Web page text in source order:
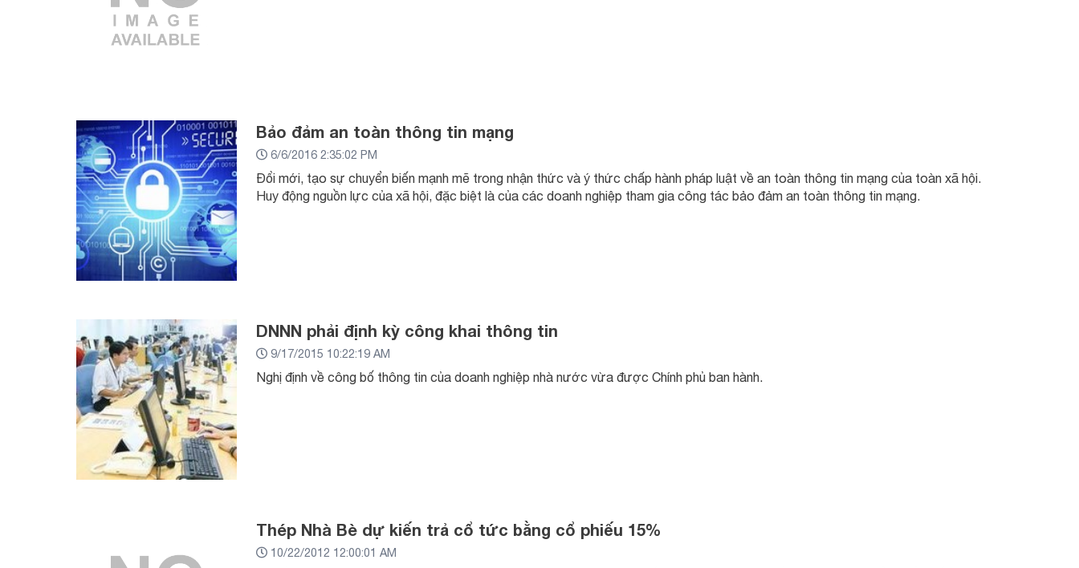
Bảo đảm an toàn thông tin mạng
6/6/2016 2:35:02 PM
Đổi mới, tạo sự chuyển biến mạnh mẽ trong nhận thức và ý thức chấp hành pháp luật về an toàn thông tin mạng của toàn xã hội.
Huy động nguồn lực của xã hội, đặc biệt là của các doanh nghiệp tham gia công tác bảo đảm an toàn thông tin mạng.
DNNN phải định kỳ công khai thông tin
9/17/2015 10:22:19 AM
Nghị định về công bố thông tin của doanh nghiệp nhà nước vừa được Chính phủ ban hành.
Thép Nhà Bè dự kiến trả cổ tức bằng cổ phiếu 15%
10/22/2012 12:00:01 AM